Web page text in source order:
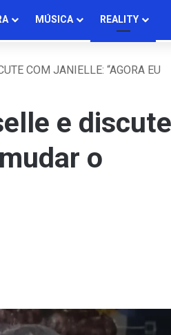
MÚSICA REALITY
COM JANIELLE: “AGORA EU
e discute
o